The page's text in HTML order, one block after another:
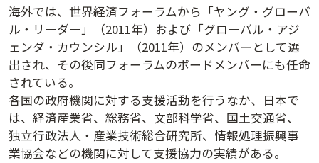
海外では、世界経済フォーラムから「ヤング・グローバ
ル・リーダー」（2011年）および「グローバル・アジ
ェンダ・カウンシル」（2011年）のメンバーとして選
出され、その後同フォーラムのボードメンバーにも任命
されている。
各国の政府機関に対する支援活動を行うなか、日本で
は、経済産業省、総務省、文部科学省、国土交通省、
独立行政法人・産業技術総合研究所、情報処理振興事
業協会などの機関に対して支援協力の実績がある。
講演アーカイブ
7日間無料体験